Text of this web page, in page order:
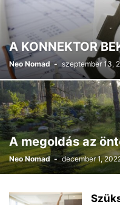
A KONNEKTOR
Neo Nomad - szeptember 13,
A megoldás az
Neo Nomad - december 1,